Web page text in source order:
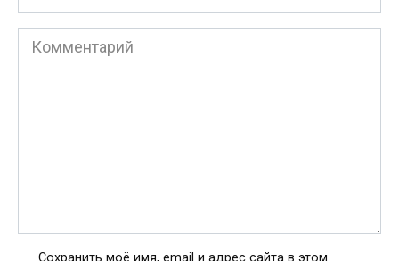
*
Комментарий
Сохранить моё имя, email и адрес сайта в этом